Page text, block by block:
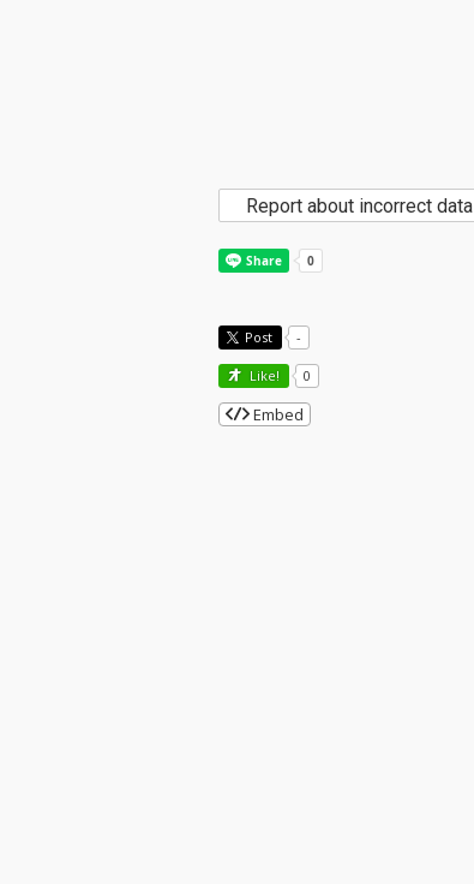
Report about incorrect data
Post -
Like! 0
Embed